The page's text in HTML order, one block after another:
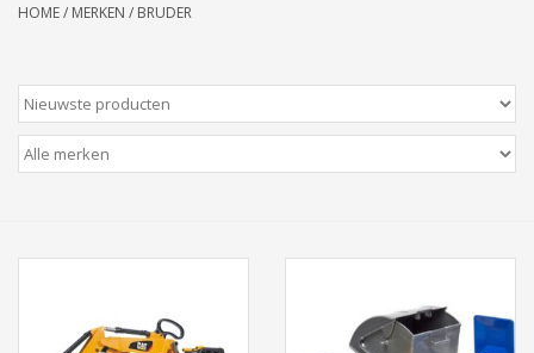
Wenskaarten
Zeeuws/Streek
HOME/ MERKEN / BRUDER